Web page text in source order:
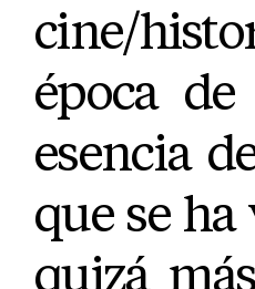
cine/
época
esencia
que se
quizá